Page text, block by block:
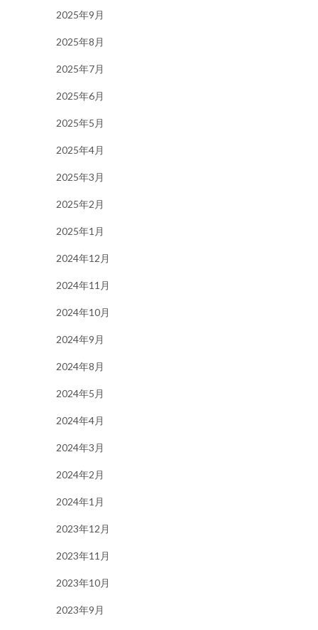
2025年9月
2025年8月
2025年7月
2025年6月
2025年5月
2025年4月
2025年3月
2025年2月
2025年1月
2024年12月
2024年11月
2024年10月
2024年9月
2024年8月
2024年5月
2024年4月
2024年3月
2024年2月
2024年1月
2023年12月
2023年11月
2023年10月
2023年9月